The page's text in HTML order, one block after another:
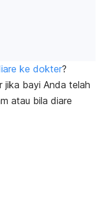
ke dokter?
jika bayi Anda telah
atau bila diare